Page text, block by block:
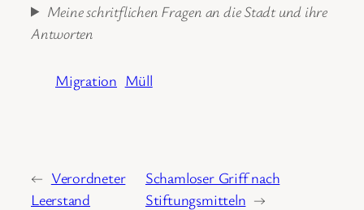
Meine schritflichen Fragen an die Stadt und ihre
Antworten
Migration Müll
← Verordneter
Leerstand
Schamloser Griff nach
Stiftungsmitteln →